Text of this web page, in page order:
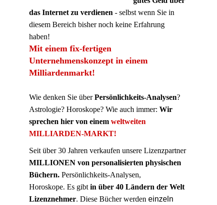
das Internet zu verdienen - selbst wenn Sie in
diesem Bereich bisher noch keine Erfahrung
haben!
Mit einem fix-fertigen
Unternehmenskonzept in einem
Milliardenmarkt!
Wie denken Sie überPersönlichkeits-Analysen?
Astrologie? Horoskope? Wie auch immer: Wir
sprechen hier von einem weltweiten
MILLIARDEN-MARKT!
Seit über 30 Jahren verkaufen unsere Lizenzpartner
MILLIONEN von personalisierten physischen
Büchern. Persönlichkeits-Analysen,
Horoskope. Es gibt in über 40 Ländern der Welt
Lizenznehmer. Diese Bücher werden einzeln